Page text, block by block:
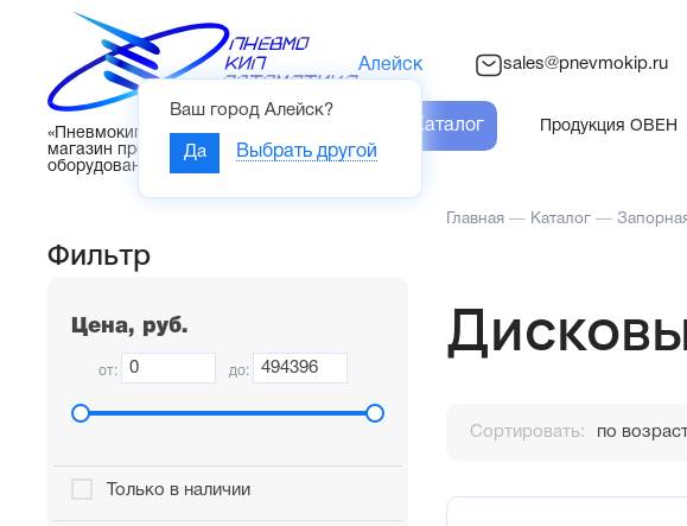
«Пневмокипавтоматика» – интернет-
магазин промышленного
оборудования
Алейск
Ваш город Алейск?
Да Выбрать другой
sales@pnevmokip.ru
Каталог Продукция ОВЕН
Фильтр
Цена, руб.
от: до:
Только в наличии
Главная — Каталог —
Сортировать: по